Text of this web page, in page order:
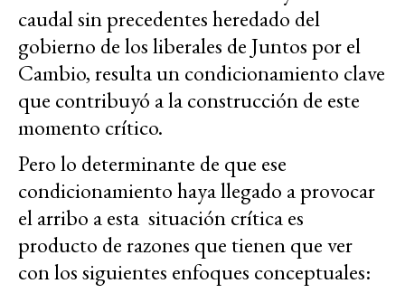
caudal sin precedentes heredado del
gobierno de los liberales de Juntos por el
Cambio, resulta un condicionamiento clave
que contribuyó a la construcción de este
momento crítico.
Pero lo determinante de que ese
condicionamiento haya llegado a provocar
el arribo a esta situación crítica es
producto de razones que tienen que ver
con los siguientes enfoques conceptuales: